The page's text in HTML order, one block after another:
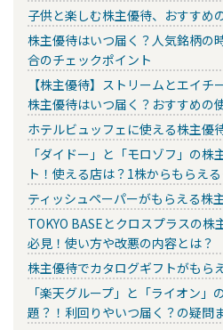
子供と楽しむ株主優待、おすすめ
株主優待はいつ届く？人気銘柄の
合のチェックポイント
【株主優待】ストリームとエイチ
株主優待はいつ届く？おすすめの
ホテルビュッフェに使える株主優
「ダイドー」と「モロゾフ」の株
ト！使える店は？1株からもらえ
ティッシュペーパーがもらえる株
TOKYO BASEとクロスプラスの
必見！使い方や改悪の内容とは？
株主優待でカタログギフトがもら
「楽天グループ」と「ライオン」
題？！利回りやいつ届く？の疑問